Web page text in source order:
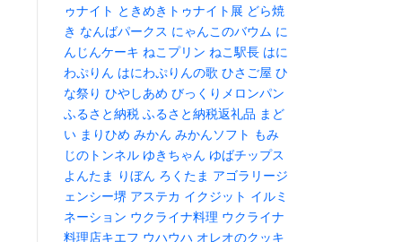
ゥナイト ときめきトゥナイト展 どら焼
き なんばパークス にゃんこのバウム に
んじんケーキ ねこプリン ねこ駅長 はに
わぷりん はにわぷりんの歌 ひさご屋 ひ
な祭り ひやしあめ びっくりメロンパン
ふるさと納税 ふるさと納税返礼品 まど
い まりひめ みかん みかんソフト もみ
じのトンネル ゆきちゃん ゆばチップス
よんたま りぼん ろくたま アゴラリージ
ェンシー堺 アステカ イクジット イルミ
ネーション ウクライナ料理 ウクライナ
料理店キエフ ウハウハ オレオのクッキ